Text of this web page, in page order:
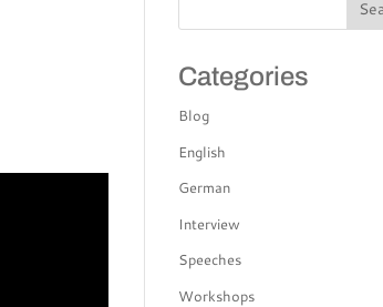
Categories
Blog
English
German
Interview
Speeches
Workshops